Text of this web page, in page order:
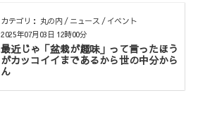
カテゴリ： 丸の内 / ニュース / イベント
最近じゃ「盆栽が趣味」って言ったほう
がカッコイイまであるから世の中分から
ん
2025年07月03日 12時00分